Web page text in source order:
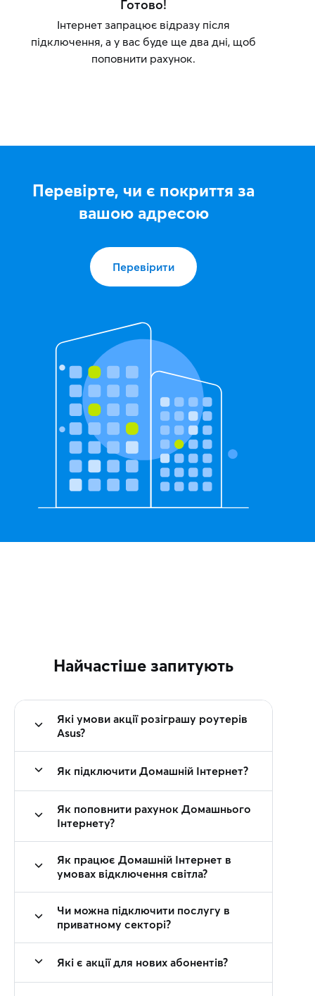
Готово!
Інтернет запрацює відразу після
підключення, а у вас буде ще два дні, щоб
поповнити рахунок.
Перевірте, чи є покриття за
вашою адресою
Перевірити
Найчастіше запитують
Які умови акції розіграшу роутерів
Asus?
Як підключити Домашній Інтернет?
Як поповнити рахунок Домашнього
Інтернету?
Як працює Домашній Інтернет в
умовах відключення світла?
Чи можна підключити послугу в
приватному секторі?
Які є акції для нових абонентів?